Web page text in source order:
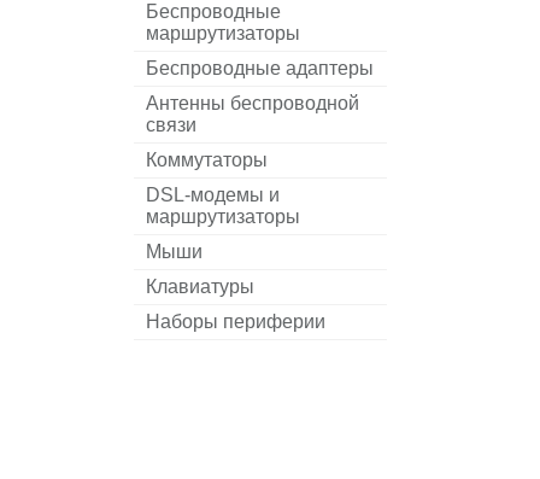
Беспроводные
маршрутизаторы
Беспроводные адаптеры
Антенны беспроводной
связи
Коммутаторы
DSL-модемы и
маршрутизаторы
Мыши
Клавиатуры
Наборы периферии